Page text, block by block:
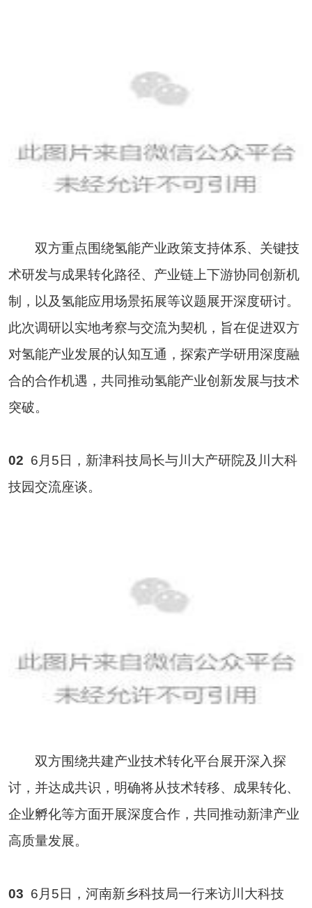
双方重点围绕氢能产业政策支持体系、关键技
术研发与成果转化路径、产业链上下游协同创新机
制，以及氢能应用场景拓展等议题展开深度研讨。
此次调研以实地考察与交流为契机，旨在促进双方
对氢能产业发展的认知互通，探索产学研用深度融
合的合作机遇，共同推动氢能产业创新发展与技术
突破。
02 6月5日，新津科技局长与川大产研院及川大科
技园交流座谈。
双方围绕共建产业技术转化平台展开深入探
讨，并达成共识，明确将从技术转移、成果转化、
企业孵化等方面开展深度合作，共同推动新津产业
高质量发展。
03 6月5日，河南新乡科技局一行来访川大科技